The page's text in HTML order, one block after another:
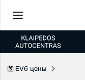
EV6 цены